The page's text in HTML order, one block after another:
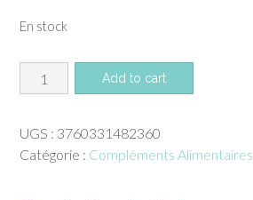
En stock
quantité
de
de
Krill
Add to cart
UGS : 3760331482360
Catégorie : Compléments Alimentaires